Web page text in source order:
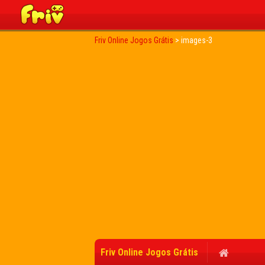
Friv Online Jogos Grátis > images-3
Friv Online Jogos Grátis